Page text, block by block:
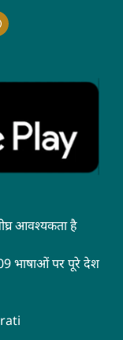
आवश्यकता है
भाषाओं पर पूरे देश